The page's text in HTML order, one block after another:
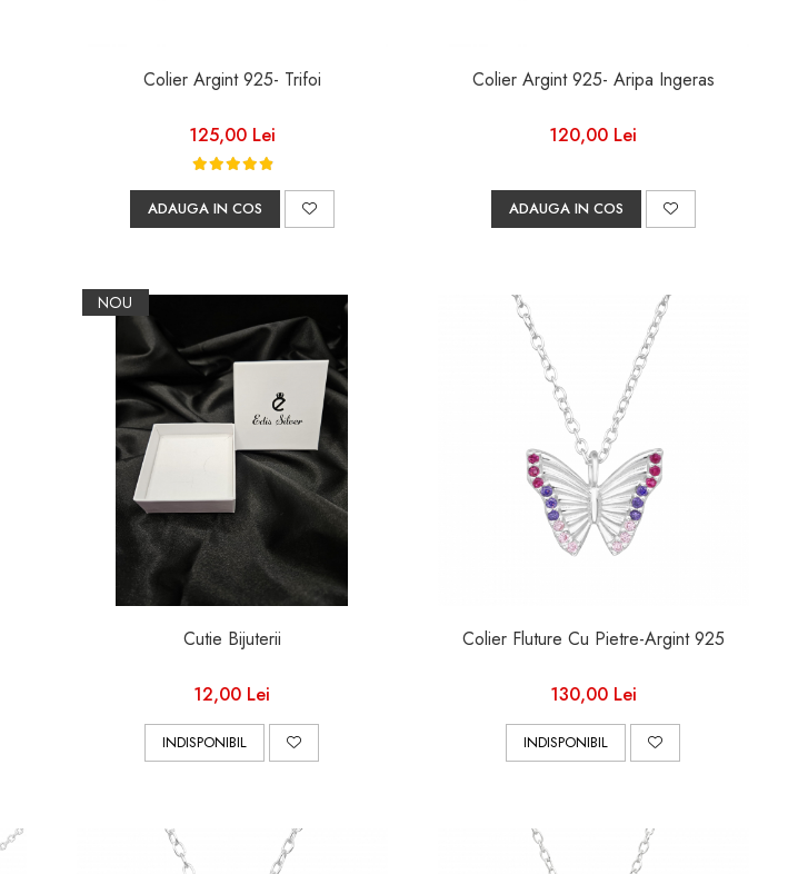
Colier Argint 925- Trifoi
125,00 Lei
ADAUGA IN COS
Colier Argint 925- Aripa Ingeras
120,00 Lei
ADAUGA IN COS
NOU
Cutie Bijuterii
12,00 Lei
INDISPONIBIL
Colier Fluture Cu Pietre-Argint 925
130,00 Lei
INDISPONIBIL